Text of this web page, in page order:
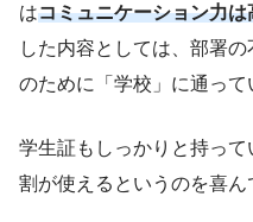
はコミュニケーション力は
した内容としては、部署
のために「学校」に通って
学生証もしっかりと持っ
割が使えるというのを喜ん